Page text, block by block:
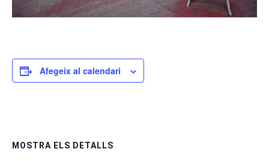
Afegeix al calendari
MOSTRA ELS DETALLS